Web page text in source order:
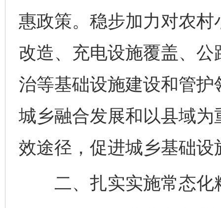
惠政策。稳步加力对农
改造、充电设施覆盖、
治等基础设施建设和管
城乡融合发展和以县域
效途径，促进城乡基础
二、扎实实施常态化